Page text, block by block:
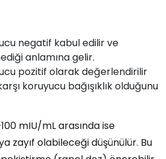
negatif kabul edilir ve
anlamına gelir.
pozitif olarak değerlendirilir
koruyucu bağışıklıkolduğunu
mIU/mLarasında ise
zayıf olabileceği düşünülür. Bu